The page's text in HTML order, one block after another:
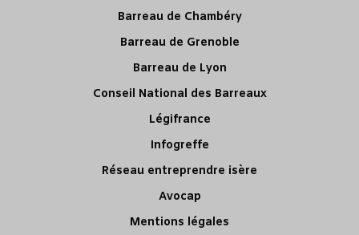
Barreau de Chambéry
Barreau de Grenoble
Barreau de Lyon
Conseil National des Barreaux
Légifrance
Infogreffe
Réseau entreprendre isère
Avocap
Mentions légales